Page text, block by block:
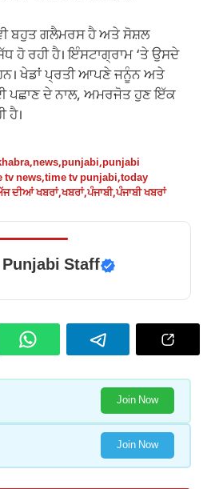
ਬਹੁਤ ਗਲੈਮਰਸ ਹੈ ਅਤੇ ਸੋਸ਼ਲ
ਹੋ ਰਹੀ ਹੈ। ਇੰਸਟਾਗ੍ਰਾਮ ‘ਤੇ ਉਸਦੇ
ਖੇਡਾਂ ਪ੍ਰਤੀ ਆਪਣੇ ਜਨੂੰਨ ਅਤੇ
ਪਛਾਣ ਦੇ ਨਾਲ, ਅਮਰਜੋਤ ਹੁਣ ਇੱਕ
ਹੈ।
,news,punjabi,punjabi
tv news,time tv punjabi,today
ਦੀਆਂ ਖਬਰਾਂ,ਖਬਰਾਂ,ਪੰਜਾਬੀ,ਪੰਜਾਬੀ ਖਬਰਾਂ
Staff
Join Now
Join Now